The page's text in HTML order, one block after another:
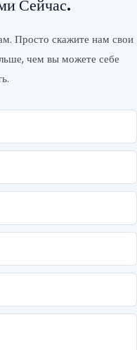
Сейчас.
Просто скажите нам свои
чем вы можете себе